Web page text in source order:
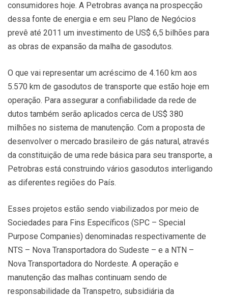
consumidores hoje. A Petrobras avança na prospecção
dessa fonte de energia e em seu Plano de Negócios
prevê até 2011 um investimento de US$ 6,5 bilhões para
as obras de expansão da malha de gasodutos.
O que vai representar um acréscimo de 4.160 km aos
5.570 km de gasodutos de transporte que estão hoje em
operação. Para assegurar a confiabilidade da rede de
dutos também serão aplicados cerca de US$ 380
milhões no sistema de manutenção. Com a proposta de
desenvolver o mercado brasileiro de gás natural, através
da constituição de uma rede básica para seu transporte, a
Petrobras está construindo vários gasodutos interligando
as diferentes regiões do País.
Esses projetos estão sendo viabilizados por meio de
Sociedades para Fins Específicos (SPC – Special
Purpose Companies) denominadas respectivamente de
NTS – Nova Transportadora do Sudeste – e a NTN –
Nova Transportadora do Nordeste. A operação e
manutenção das malhas continuam sendo de
responsabilidade da Transpetro, subsidiária da